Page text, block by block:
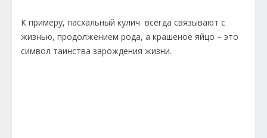
К примеру, пасхальный кулич всегда связывают с
жизнью, продолжением рода, а крашеное яйцо – это
символ таинства зарождения жизни.